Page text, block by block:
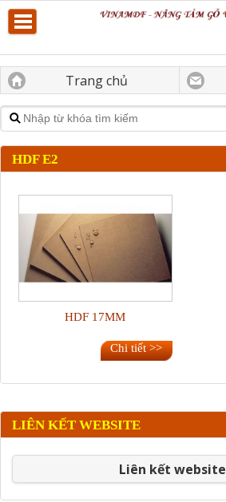
Trang chủ
HDF E2
HDF 17MM
Chi tiết >>
LIÊN KẾT WEBSITE
Liên kết website